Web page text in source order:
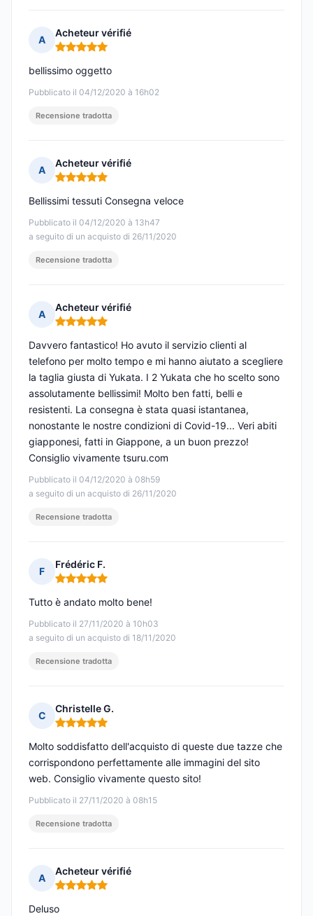
A
Acheteur vérifié
Nota: 5 su 5
Pubblicato il 04/12/2020 à 16h02
bellissimo oggetto
Recensione tradotta
A
Acheteur vérifié
Nota: 5 su 5
Pubblicato il 04/12/2020 à 13h47
a seguito di un acquisto di 26/11/2020
Bellissimi tessuti Consegna veloce
Recensione tradotta
A
Acheteur vérifié
Nota: 5 su 5
Pubblicato il 04/12/2020 à 08h59
a seguito di un acquisto di 26/11/2020
Davvero fantastico! Ho avuto il servizio clienti al
telefono per molto tempo e mi hanno aiutato a scegliere
la taglia giusta di Yukata. I 2 Yukata che ho scelto sono
assolutamente bellissimi! Molto ben fatti, belli e
resistenti. La consegna è stata quasi istantanea,
nonostante le nostre condizioni di Covid-19... Veri abiti
giapponesi, fatti in Giappone, a un buon prezzo!
Consiglio vivamente tsuru.com
Recensione tradotta
F
Frédéric F.
Nota: 5 su 5
Pubblicato il 27/11/2020 à 10h03
a seguito di un acquisto di 18/11/2020
Tutto è andato molto bene!
Recensione tradotta
C
Christelle G.
Nota: 5 su 5
Pubblicato il 27/11/2020 à 08h15
Molto soddisfatto dell'acquisto di queste due tazze che
corrispondono perfettamente alle immagini del sito
web. Consiglio vivamente questo sito!
Recensione tradotta
A
Acheteur vérifié
Nota: 5 su 5
Deluso